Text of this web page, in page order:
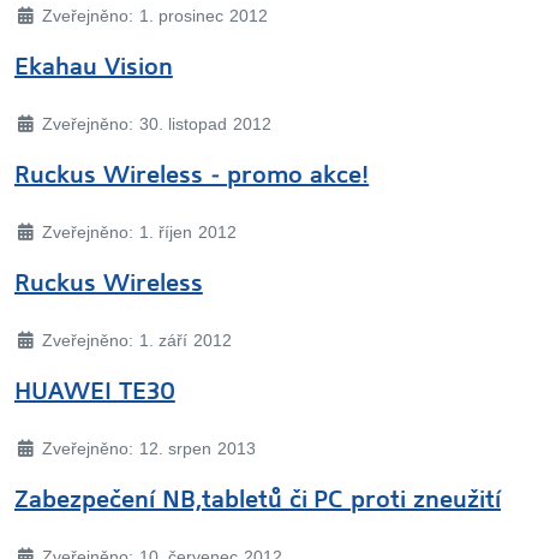
Základní údaje
Zveřejněno: 1. prosinec 2012
Ekahau Vision
Základní údaje
Zveřejněno: 30. listopad 2012
Ruckus Wireless - promo akce!
Základní údaje
Zveřejněno: 1. říjen 2012
Ruckus Wireless
Základní údaje
Zveřejněno: 1. září 2012
HUAWEI TE30
Základní údaje
Zveřejněno: 12. srpen 2013
Zabezpečení NB,tabletů či PC proti zneužití
Základní údaje